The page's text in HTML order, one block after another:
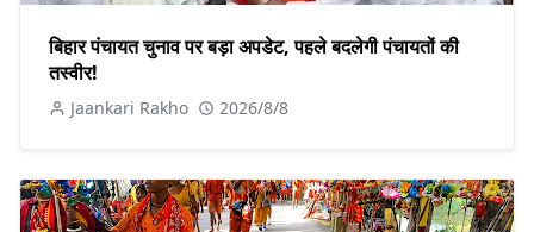
बिहार पंचायत चुनाव पर बड़ा अपडेट, पहले बदलेगी पंचायतों की
तस्वीर!
Jaankari Rakho 2026/8/8